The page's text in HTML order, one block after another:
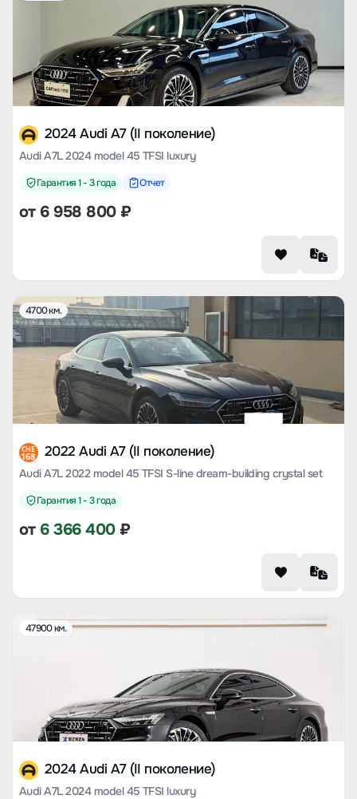
2024 Audi A7 (II поколение)
Audi A7L 2024 model 45 TFSI luxury
Гарантия 1 - 3 года Отчет
от 6 958 800₽
4700 км.
CHE
168 2022 Audi A7 (II поколение)
Audi A7L 2022 model 45 TFSI S-line dream-building crystal set
Гарантия 1 - 3 года
от 6 366 400₽
47900 км.
2024 Audi A7 (II поколение)
Audi A7L 2024 model 45 TFSI luxury